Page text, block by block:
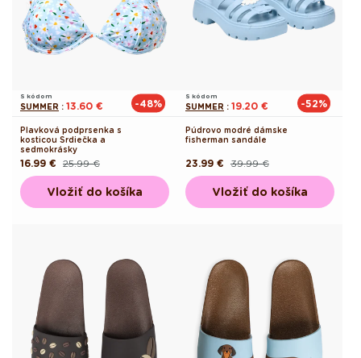
S kódom
SUMMER : 13.60 € -48%
Plavková podprsenka s
kosticou Srdiečka a
sedmokrásky
Pôvodná
cena
25.99 €
Akciová
cena
16.99 €
Vložiť do košíka
S kódom
SUMMER : 19.20 € -52%
Púdrovo modré dámske
fisherman sandále
Pôvodná
cena
39.99 €
Akciová
cena
23.99 €
Vložiť do košíka